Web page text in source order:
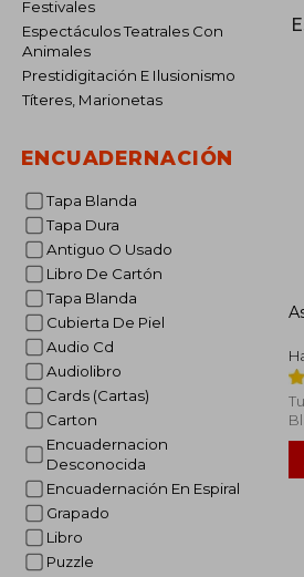
Festivales
Espectáculos Teatrales Con
Animales
Prestidigitación E Ilusionismo
Títeres, Marionetas
ENCUADERNACIÓN
Tapa Blanda
Tapa Dura
Antiguo O Usado
Libro De Cartón
Tapa Blanda
Cubierta De Piel
Audio Cd
Audiolibro
Cards (Cartas)
Carton
Encuadernacion
Desconocida
Encuadernación En Espiral
Grapado
Libro
Puzzle